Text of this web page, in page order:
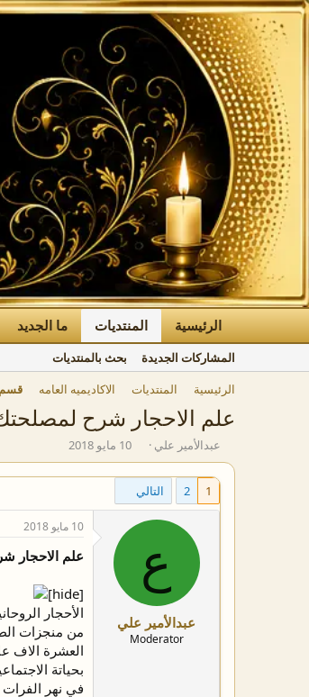
الرئيسية المنتديات ما الجديد
المشاركات الجديدة
بحث بالمنتديات
الرئيسية
المنتديات الاكاديميه العامه قسم
علم الاحجار شرح
ب
ا
د
ا
عبدالأمير علي
ت
ا
ر
خ
ا
10 مايو 2018
1
2 التالي
ع
عبدالأمير علي
Moderator
10 مايو 2018
علم الاحجار
[hide]
الأحجار
من منجزات
العشرة الاف
بحياتة